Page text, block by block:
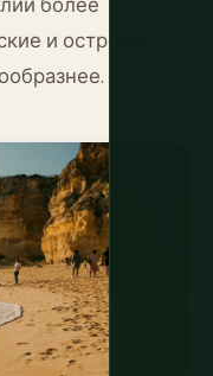
и островные